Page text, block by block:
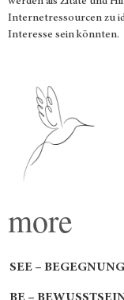
Internetressourcen zu
Interesse sein könnten.
more
SEE – BEGEGNUNG
BE –